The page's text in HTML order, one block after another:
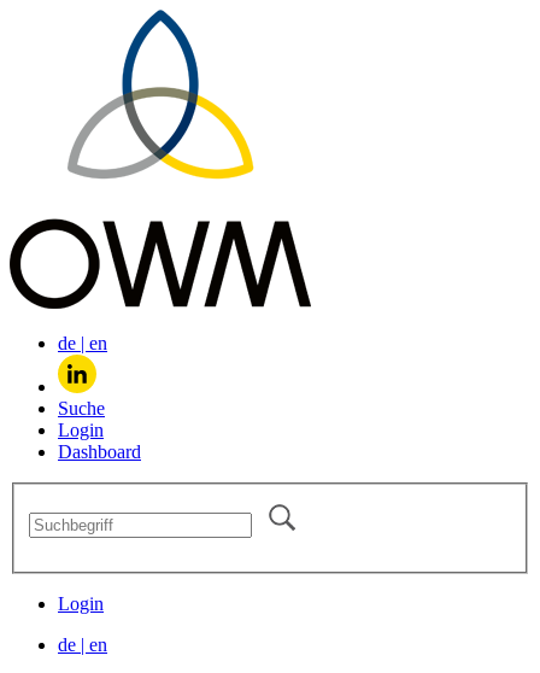
de | en
Suche
Login
Dashboard
Login
de | en